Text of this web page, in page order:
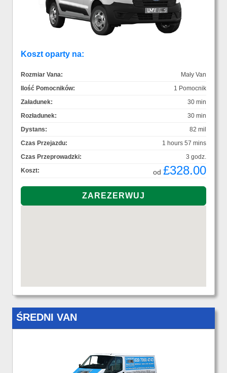
Koszt oparty na:
Rozmiar Vana:
Mały Van
Ilość Pomocników:
1 Pomocnik
Załadunek:
30 min
Rozładunek:
30 min
Dystans:
82 mil
Czas Przejazdu:
1 hours 57 mins
Czas Przeprowadzki:
3 godz.
Koszt:
od £328.00
ŚREDNI VAN